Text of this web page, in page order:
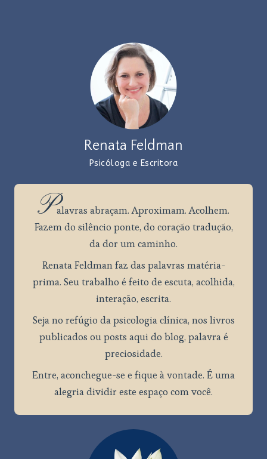
Renata Feldman
Psicóloga e Escritora
Palavras abraçam. Aproximam. Acolhem.
Fazem do silêncio ponte, do coração tradução,
da dor um caminho.
Renata Feldman faz das palavras matéria-
prima. Seu trabalho é feito de escuta, acolhida,
interação, escrita.
Seja no refúgio da psicologia clínica, nos livros
publicados ou posts aqui do blog, palavra é
preciosidade.
Entre, aconchegue-se e fique à vontade. É uma
alegria dividir este espaço com você.